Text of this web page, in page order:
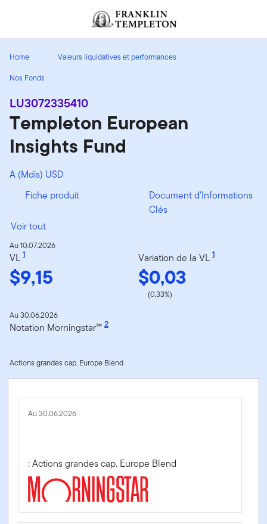
Header menu toggle
Home
Valeurs liquidatives et performances
Nos Fonds
LU3072335410
Templeton European
Insights Fund
A (Mdis) USD
Fiche produit
Document d'Informations
Clés
Voir tout
Au 10.07.2026
VL 1
$9,15
Variation de la VL 1
$0,03
(0,33%)
Au 30.06.2026
Notation Morningstar™ 2
Actions grandes cap. Europe Blend
Au 30.06.2026
: Actions grandes cap. Europe Blend